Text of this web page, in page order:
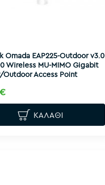
Omada EAP225-Outdoor v3.0
Wireless MU-MIMO Gigabit
Outdoor Access Point
ΚΑΛΆΘΙ